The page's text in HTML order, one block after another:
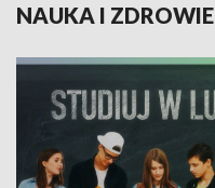
NAUKA I ZDROWIE